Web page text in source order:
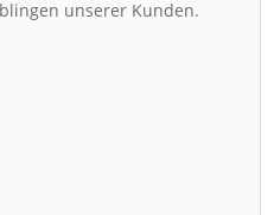
unserer Kunden.